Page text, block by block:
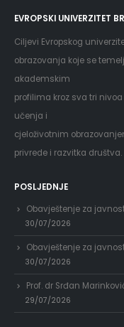
EVROPSKI UNIVERZITET
Ciljevi Evropskog
obrazovanja koje se
akademskim
profilima kroz sva tri
učenja i
cjeloživotnim
privrede i razvitka društva.
POSLJEDNJE
Obavještenje za
30/07/2026
Obavještenje za
30/07/2026
Prof. dr Srđan
29/07/2026